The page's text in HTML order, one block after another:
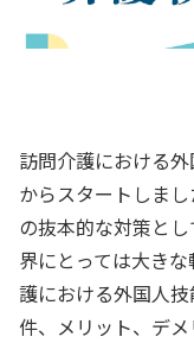
訪問介護における
からスタートしま
の抜本的な対策と
界にとっては大き
護における外国人
件、メリット、デ